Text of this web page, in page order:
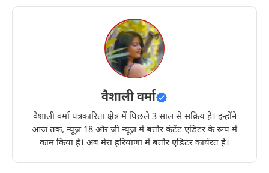
वैशाली वर्मा
वैशाली वर्मा पत्रकारिता क्षेत्र में पिछले 3 साल से सक्रिय है। इन्होंने
आज तक, न्यूज़ 18 और जी न्यूज़ में बतौर कंटेंट एडिटर के रूप में
काम किया है। अब मेरा हरियाणा में बतौर एडिटर कार्यरत है।